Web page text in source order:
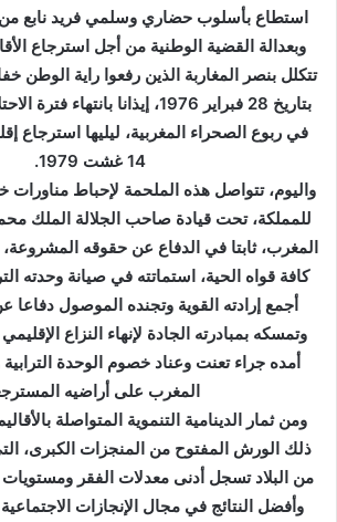
استطاع بأسلوب حضاري وسلمي فريد نابع من
وبعدالة القضية الوطنية من أجل استرجاع
تتكلل بنصر المغاربة الذين رفعوا راية الوطن
بتاريخ 28 فبراير 1976، إيذانا
في ربوع الصحراء المغربية، ليليها استرجاع
14 غشت 1979.
واليوم، تتواصل هذه الملحمة لإحباط مناورات
للمملكة، تحت قيادة صاحب الجلالة الملك
المغرب، ثابتا في الدفاع عن حقوقه
كافة قواه الحية، استماتته في صيانة وحدته
أجمع إرادته القوية وتجنده الموصول دفاعا
وتمسكه بمبادرته الجادة لإنهاء النزاع
أمده جراء تعنت وعناد خصوم الوحدة
المغرب على أراضيه
ومن ثمار الدينامية التنموية المتواصلة
ذلك الورش المفتوح من المنجزات الكبرى،
من البلاد تسجل أدنى معدلات الفقر ومستويات
وأفضل النتائج في مجال الإنجازات